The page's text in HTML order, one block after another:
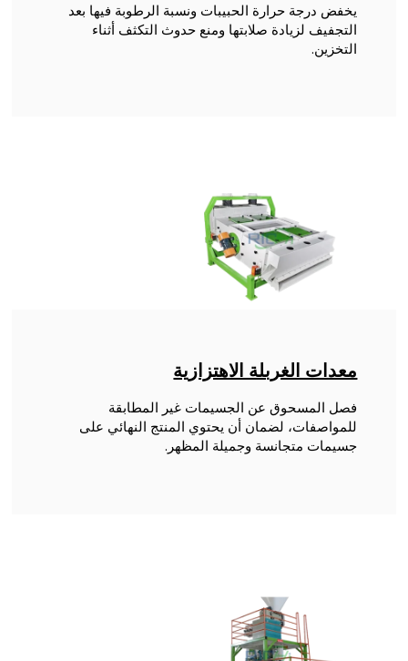
يخفض درجة حرارة الحبيبات ونسبة الرطوبة فيها بعد
التجفيف لزيادة صلابتها ومنع حدوث التكثف أثناء
التخزين.
معدات الغربلة الاهتزازية
فصل المسحوق عن الجسيمات غير المطابقة
للمواصفات، لضمان أن يحتوي المنتج النهائي على
جسيمات متجانسة وجميلة المظهر.